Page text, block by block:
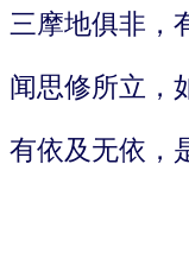
三摩地俱非，
闻思修所立，
有依及无依，